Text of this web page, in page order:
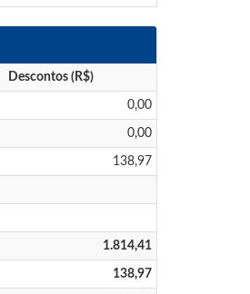
Descontos (R$)
0,00
0,00
138,97
1.814,41
138,97